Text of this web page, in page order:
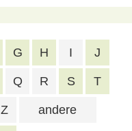
G H I J
Q R S T
Z andere